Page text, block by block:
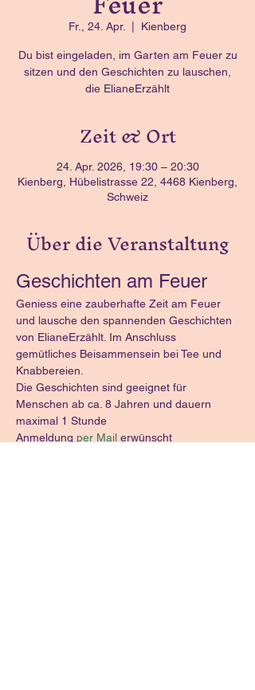
Fr., 24. Apr. Kienberg
Du bist eingeladen, im Garten am Feuer zu
sitzen und den Geschichten zu lauschen,
die ElianeErzählt
Zeit & Ort
24. Apr. 2026, 19:30 – 20:30
Kienberg, Hübelistrasse 22, 4468 Kienberg,
Schweiz
Über die Veranstaltung
Geschichten am Feuer
Geniess eine zauberhafte Zeit am Feuer
und lausche den spannenden Geschichten
von ElianeErzählt. Im Anschluss
gemütliches Beisammensein bei Tee und
Knabbereien.
Die Geschichten sind geeignet für
Menschen ab ca. 8 Jahren und dauern
maximal 1 Stunde
Anmeldung per Mail erwünscht